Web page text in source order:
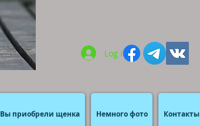
Log In
Вы приобрели щенка Немного фото Контакты